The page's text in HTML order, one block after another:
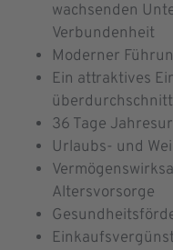
wachsenden
Verbundenheit
Moderner
Ein attraktives
36 Tage
Urlaubs- und
Altersvorsorge